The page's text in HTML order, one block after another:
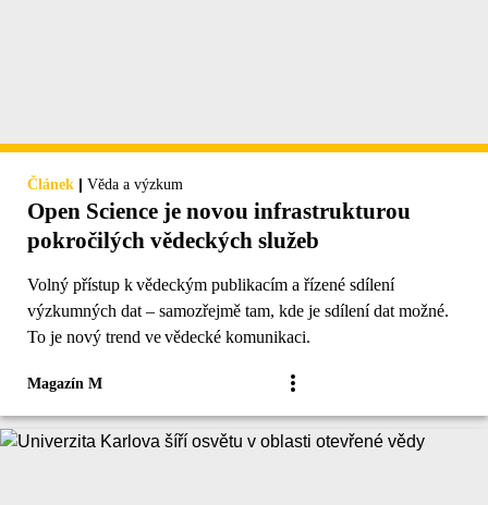
Článek | Věda a výzkum
Open Science je novou infrastrukturou
pokročilých vědeckých služeb
Volný přístup k vědeckým publikacím a řízené sdílení
výzkumných dat – samozřejmě tam, kde je sdílení dat možné.
To je nový trend ve vědecké komunikaci.
Magazín M